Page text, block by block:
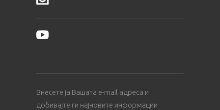
Внесете ја Вашата е-mail адреса и
добивајте ги најновите информации